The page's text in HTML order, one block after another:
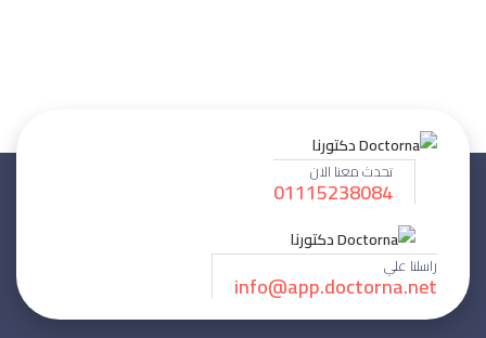
تحدث معنا الان
01115238084
راسلنا علي
info@app.doctorna.net